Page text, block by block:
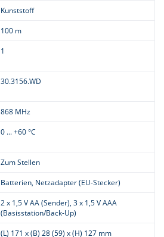
Kunststoff
100 m
1
30.3156.WD
868 MHz
0 ... +60 °C
Zum Stellen
Batterien, Netzadapter (EU-Stecker)
2 x 1,5 V AA (Sender), 3 x 1,5 V AAA
(Basisstation/Back-Up)
(L) 171 x (B) 28 (59) x (H) 127 mm